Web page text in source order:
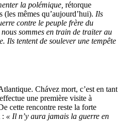
la polémique, rétorque
mêmes qu’aujourd’hui). Ils
contre le peuple frère du
sommes en train de traiter au
Ils tentent de soulever une tempête
Chávez mort, c’est en tant
une première visite à
cette rencontre reste la forte
: « Il n’y aura jamais la guerre en